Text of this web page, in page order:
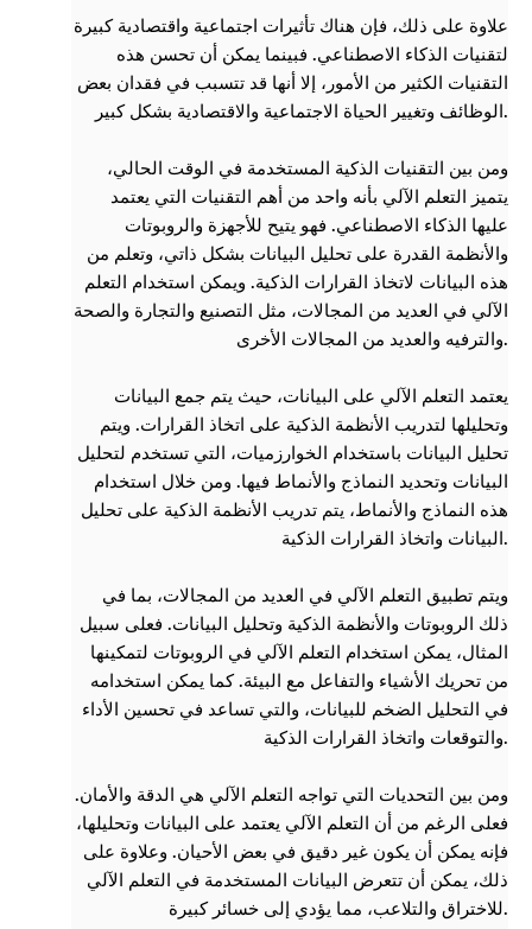
علاوة على ذلك، فإن هناك تأثيرات اجتماعية واقتصادية كبيرة
لتقنيات الذكاء الاصطناعي. فبينما يمكن أن تحسن هذه
التقنيات الكثير من الأمور، إلا أنها قد تتسبب في فقدان بعض
الوظائف وتغيير الحياة الاجتماعية والاقتصادية بشكل كبير.
ومن بين التقنيات الذكية المستخدمة في الوقت الحالي،
يتميز التعلم الآلي بأنه واحد من أهم التقنيات التي يعتمد
عليها الذكاء الاصطناعي. فهو يتيح للأجهزة والروبوتات
والأنظمة القدرة على تحليل البيانات بشكل ذاتي، وتعلم من
هذه البيانات لاتخاذ القرارات الذكية. ويمكن استخدام التعلم
الآلي في العديد من المجالات، مثل التصنيع والتجارة والصحة
والترفيه والعديد من المجالات الأخرى.
يعتمد التعلم الآلي على البيانات، حيث يتم جمع البيانات
وتحليلها لتدريب الأنظمة الذكية على اتخاذ القرارات. ويتم
تحليل البيانات باستخدام الخوارزميات، التي تستخدم لتحليل
البيانات وتحديد النماذج والأنماط فيها. ومن خلال استخدام
هذه النماذج والأنماط، يتم تدريب الأنظمة الذكية على تحليل
البيانات واتخاذ القرارات الذكية.
ويتم تطبيق التعلم الآلي في العديد من المجالات، بما في
ذلك الروبوتات والأنظمة الذكية وتحليل البيانات. فعلى سبيل
المثال، يمكن استخدام التعلم الآلي في الروبوتات لتمكينها
من تحريك الأشياء والتفاعل مع البيئة. كما يمكن استخدامه
في التحليل الضخم للبيانات، والتي تساعد في تحسين الأداء
والتوقعات واتخاذ القرارات الذكية.
ومن بين التحديات التي تواجه التعلم الآلي هي الدقة والأمان.
فعلى الرغم من أن التعلم الآلي يعتمد على البيانات وتحليلها،
فإنه يمكن أن يكون غير دقيق في بعض الأحيان. وعلاوة على
ذلك، يمكن أن تتعرض البيانات المستخدمة في التعلم الآلي
للاختراق والتلاعب، مما يؤدي إلى خسائر كبيرة.